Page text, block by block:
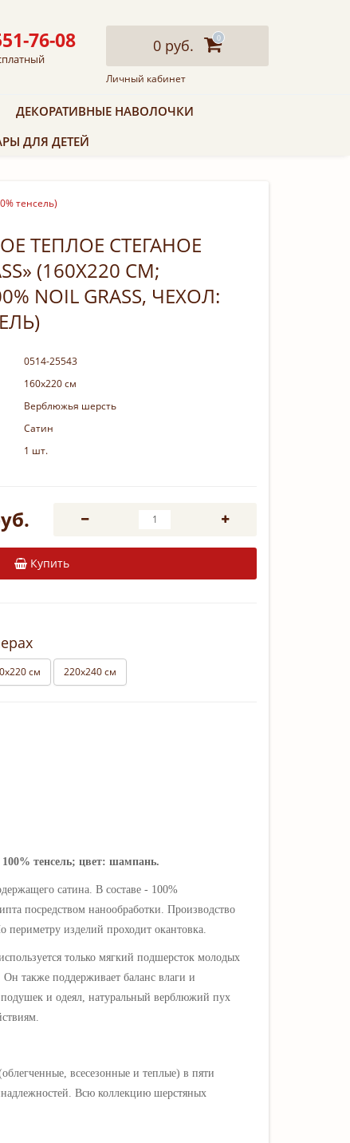
76-08 0 руб. 0
Личный кабинет
ДЕКОРАТИВНЫЕ НАВОЛОЧКИ
ДЛЯ ДЕТЕЙ
тенсель)
ТЕПЛОЕ СТЕГАНОЕ
(160Х220 СМ;
NOIL GRASS, ЧЕХОЛ:
0514-25543
160х220 см
Верблюжья шерсть
Сатин
1 шт.
Купить
см 220х240 см
100% тенсель; цвет: шампань.
сатина. В составе - 100%
посредством нанообработки. Производство
изделий проходит окантовка.
только мягкий подшерсток молодых
Он также поддерживает баланс влаги и
и одеял, натуральный верблюжий пух
всесезонные и теплые) в пяти
Всю коллекцию шерстяных